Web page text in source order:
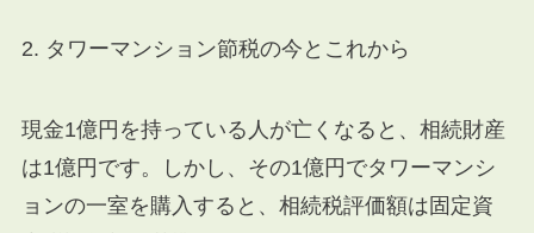
2. タワーマンション節税の今とこれから
現金1億円を持っている人が亡くなると、相続財産
は1億円です。しかし、その1億円でタワーマンシ
ョンの一室を購入すると、相続税評価額は固定資